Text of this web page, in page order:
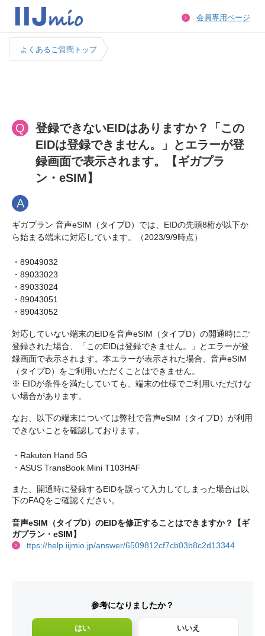
会員専用ページ
よくあるご質問トップ
Q
登録できないEIDはありますか？「この
EIDは登録できません。」とエラーが登
録画面で表示されます。【ギガプラ
ン・eSIM】
A
ギガプラン 音声eSIM（タイプD）では、EIDの先頭8桁が以下か
ら始まる端末に対応しています。（2023/9/9時点）
・89049032
・89033023
・89033024
・89043051
対応していない端末のEIDを音声eSIM（タイプD）の開通時にご
登録された場合、「このEIDは登録できません。」とエラーが登
録画面で表示されます。本エラーが表示された場合、音声eSIM
（タイプD）をご利用いただくことはできません。
※ EIDが条件を満たしていても、端末の仕様でご利用いただけな
なお、以下の端末については弊社で音声eSIM（タイプD）が利用
できないことを確認しております。
・Rakuten Hand 5G
また、開通時に登録するEIDを誤って入力してしまった場合は以
下のFAQをご確認ください。
音声eSIM（タイプD）のEIDを修正することはできますか？【ギ
ガプラン・eSIM】
ttps://help.iijmio.jp/answer/6509812cf7cb03b8c2d13344
参考になりましたか？
はい いいえ